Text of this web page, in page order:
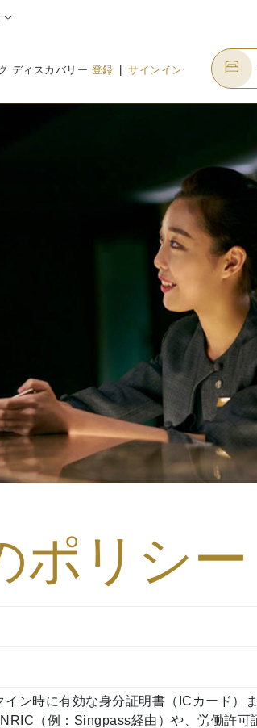
ディスカバリー 登録 | サインイン
+65 6678 8888
800 852 6855(Toll-free)
E
ポリシー
ン時に有効な身分証明書（ICカード）
（例：Singpass経由）や、労働許可